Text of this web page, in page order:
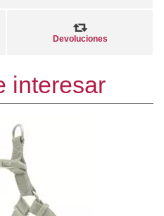
Devoluciones
interesar